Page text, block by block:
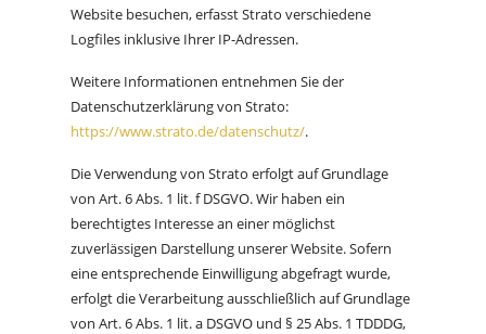
Website besuchen, erfasst Strato verschiedene
Logfiles inklusive Ihrer IP-Adressen.
Weitere Informationen entnehmen Sie der
Datenschutzerklärung von Strato:
https://www.strato.de/datenschutz/.
Die Verwendung von Strato erfolgt auf Grundlage
von Art. 6 Abs. 1 lit. f DSGVO. Wir haben ein
berechtigtes Interesse an einer möglichst
zuverlässigen Darstellung unserer Website. Sofern
eine entsprechende Einwilligung abgefragt wurde,
erfolgt die Verarbeitung ausschließlich auf Grundlage
von Art. 6 Abs. 1 lit. a DSGVO und § 25 Abs. 1 TDDDG,